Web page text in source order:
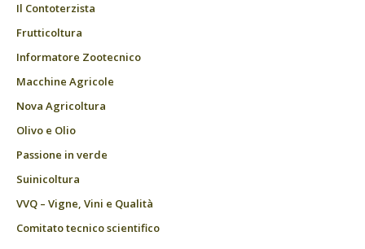
Il Contoterzista
Frutticoltura
Informatore Zootecnico
Macchine Agricole
Nova Agricoltura
Olivo e Olio
Passione in verde
Suinicoltura
VVQ – Vigne, Vini e Qualità
Comitato tecnico scientifico